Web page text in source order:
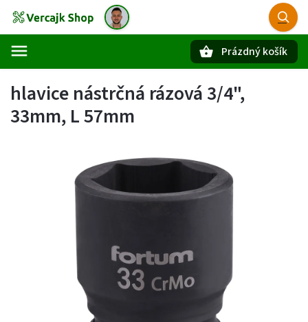
Prázdný košík
hlavice nástrčná rázová 3/4",
33mm, L 57mm